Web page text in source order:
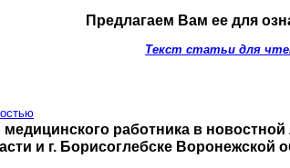
Предлагаем Вам ее для
Текст статьи для
работника в
и г. Борисоглебске